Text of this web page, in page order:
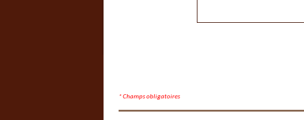
* Champs obligatoires